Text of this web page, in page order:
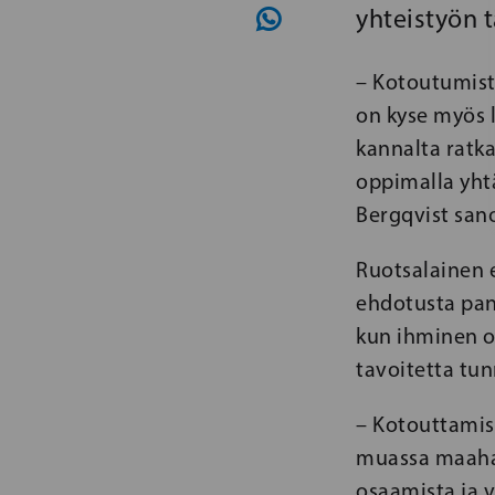
yhteistyön
–
on kyse
kannalta
oppimalla
Bergqvist
Ruotsalainen
ehdotusta
kun ihminen
tavoitetta
–
muassa